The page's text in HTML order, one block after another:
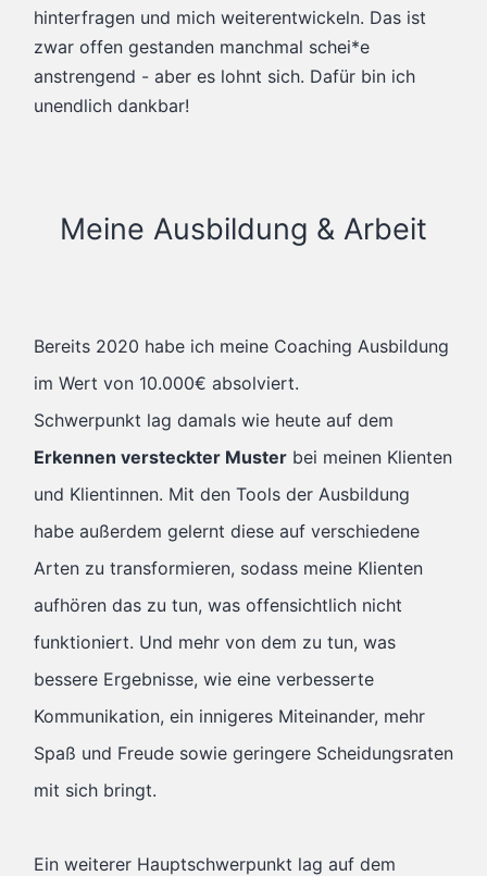
hinterfragen und mich weiterentwickeln. Das ist
zwar offen gestanden manchmal schei*e
anstrengend - aber es lohnt sich. Dafür bin ich
unendlich dankbar!
Meine Ausbildung & Arbeit
Bereits 2020 habe ich meine Coaching Ausbildung
im Wert von 10.000€ absolviert.
Schwerpunkt lag damals wie heute auf dem
Erkennen versteckter Muster bei meinen Klienten
und Klientinnen. Mit den Tools der Ausbildung
habe außerdem gelernt diese auf verschiedene
Arten zu transformieren, sodass meine Klienten
aufhören das zu tun, was offensichtlich nicht
funktioniert. Und mehr von dem zu tun, was
bessere Ergebnisse, wie eine verbesserte
Kommunikation, ein innigeres Miteinander, mehr
Spaß und Freude sowie geringere Scheidungsraten
mit sich bringt.
Ein weiterer Hauptschwerpunkt lag auf dem